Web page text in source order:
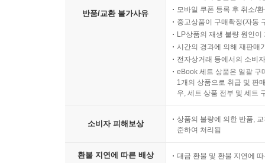
반품/교환 불가사유
모바일 쿠폰 등록 후 취소/
중고상품이 구매확정(자동
LP상품의 재생 불량 원인
시간의 경과에 의해 재판매
전자상거래 등에서의 소비
eBook 세트 상품은 일괄 구
1개의 상품으로 취급 및 판
우, 세트 상품 전부 및 세트
소비자 피해보상
상품의 불량에 의한 반품,
준하여 처리됨
환불 지연에 따른 배상 대금 환불 및 환불 지연에